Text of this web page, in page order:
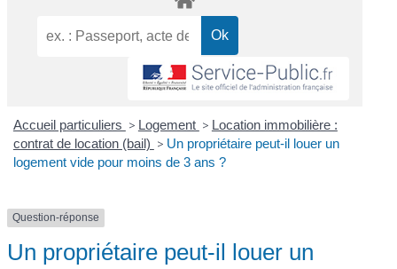
Accueil particuliers > Logement > Location immobilière :
contrat de location (bail) > Un propriétaire peut-il louer un
logement vide pour moins de 3 ans ?
Question-réponse
Un propriétaire peut-il louer un